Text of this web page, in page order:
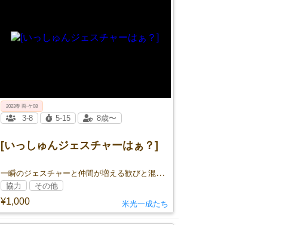
[いっしゅんジェスチャーはぁ？]
一瞬のジェスチャーと仲間が増える歓びと混乱、新世代ジェスチャーゲームの登場！
¥1,000
2023春 両‐ケ08
3-8 5-15 8歳〜
協力 その他
米光一成たち